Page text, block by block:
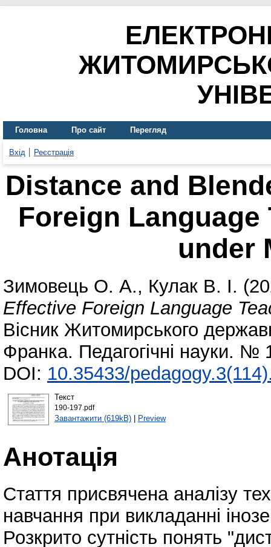
Головна Про сайт Перегляд
Вхід Реєстрація
Distance and
Foreign
under
Зимовець О. А., Кулак В. І.
Effective Foreign Language
Вісник Житомирського
Франка. Педагогічні науки.
DOI: 10.35433/
Текст
190-197.pdf
Завантажити (619kB)| Preview
Анотація
Стаття присвячена аналізу
навчання при викладанні
Розкрито сутність понять